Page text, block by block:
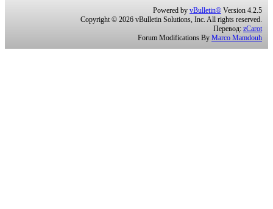
Powered by vBulletin® Version 4.2.5
Copyright © 2026 vBulletin Solutions, Inc. All rights reserved.
Перевод: zCarot
Forum Modifications By Marco Mamdouh